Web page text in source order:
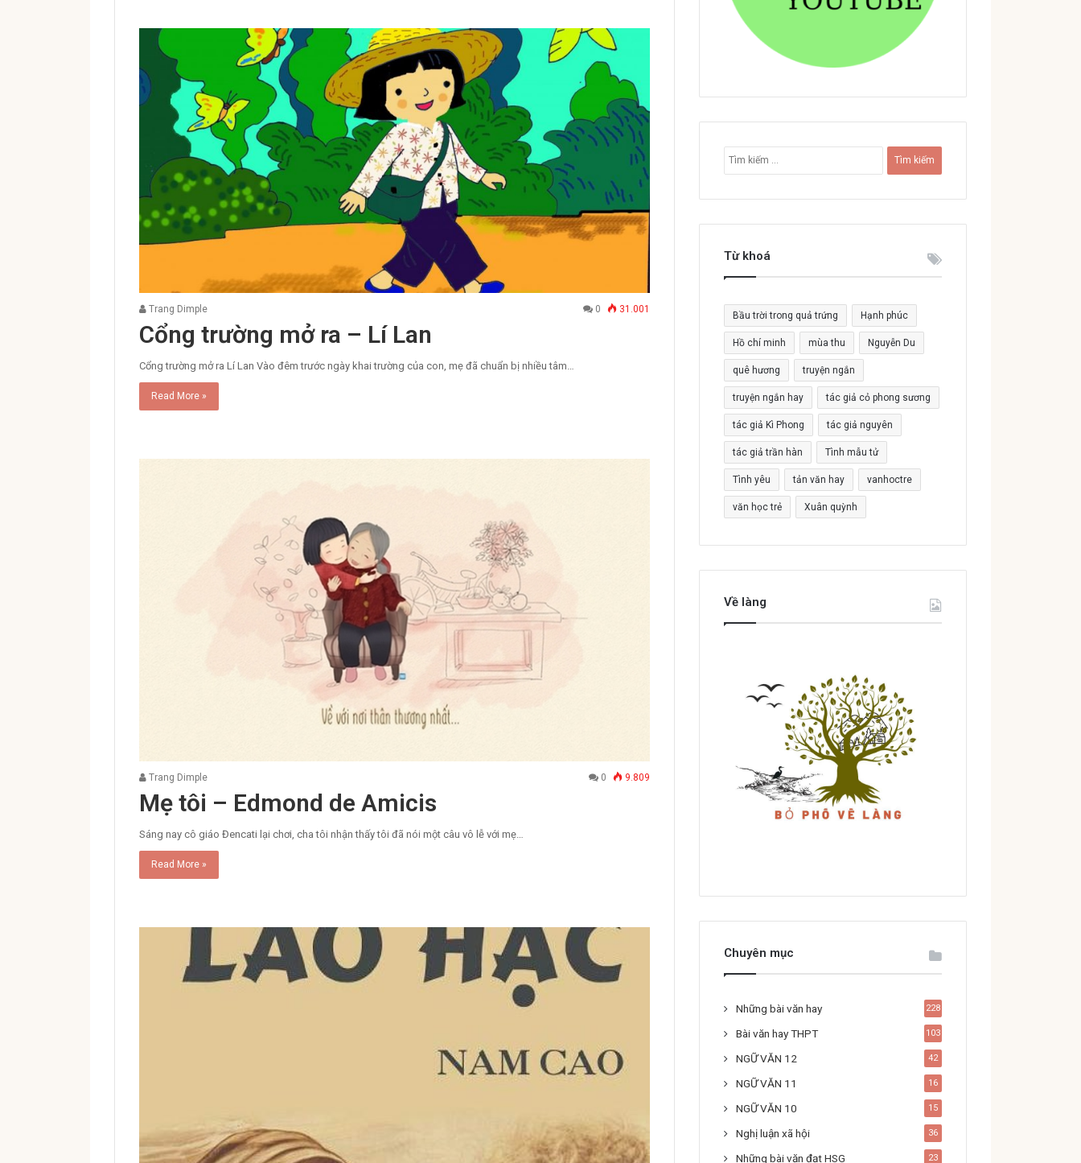
Trang Dimple 0 31.001
Cổng trường mở ra – Lí Lan
Cổng trường mở ra Lí Lan Vào đêm trước ngày khai trường của con, mẹ đã chuẩn bị nhiều tâm…
Read More »
Trang Dimple 0 9.809
Mẹ tôi – Edmond de Amicis
Sáng nay cô giáo Đencati lại chơi, cha tôi nhận thấy tôi đã nói một câu vô lễ với mẹ…
Read More »
ì
i
c
o
:
Từ khoá
Bầu trời trong quả trứng Hạnh phúc
Hồ chí minh mùa thu Nguyễn Du
quê hương truyện ngắn
truyện ngắn hay tác giả cỏ phong sương
tác giả Kì Phong tác giả nguyên
tác giả trần hàn Tình mẫu tử
Tình yêu tản văn hay vanhoctre
văn học trẻ Xuân quỳnh
Về làng
Chuyên mục
Những bài văn hay 228
Bài văn hay THPT 103
NGỮ VĂN 12 42
NGỮ VĂN 11 16
NGỮ VĂN 10 15
Nghị luận xã hội 36
Những bài văn đạt HSG 23